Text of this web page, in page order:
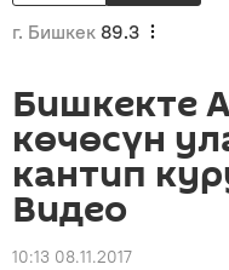
г. Бишкек 89.3
Бишкекте
көчөсүн
кантип
Видео
10:13 08.11.2017